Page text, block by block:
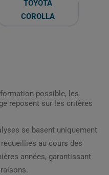
TOYOTA
COROLLA
possible, les
reposent sur les critères
se basent uniquement
recueillies au cours des
années, garantissant